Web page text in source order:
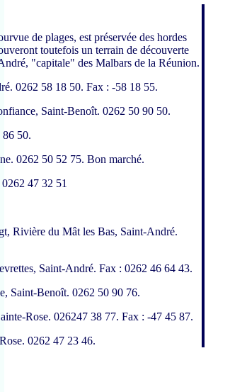
de plages, est préservée des hordes
toutefois un terrain de découverte
"capitale" des Malbars de la Réunion.
0262 58 18 50. Fax : -58 18 55.
Saint-Benoît. 0262 50 90 50.
50.
0262 50 52 75. Bon marché.
47 32 51
Rivière du Mât les Bas, Saint-André.
Saint-André. Fax : 0262 46 64 43.
Saint-Benoît. 0262 50 90 76.
Rose. 026247 38 77. Fax : -47 45 87.
0262 47 23 46.